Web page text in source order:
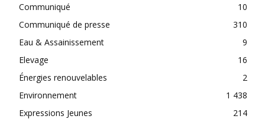
Communiqué
10
Communiqué de presse
310
Eau & Assainissement
9
Elevage
16
Énergies renouvelables
2
Environnement
1 438
Expressions Jeunes
214